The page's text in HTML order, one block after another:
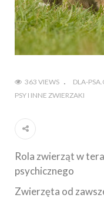
363 VIEWS DLA-
PSY I INNE ZWIERZAKI
Rola zwierząt w
psychicznego
Zwierzęta od